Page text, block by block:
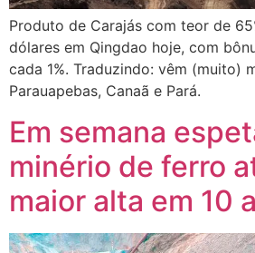
Produto de Carajás com teor de
dólares em Qingdao hoje, com
cada 1%. Traduzindo: vêm (muito)
Parauapebas, Canaã e Pará.
Em semana
minério de ferro
maior alta em 10